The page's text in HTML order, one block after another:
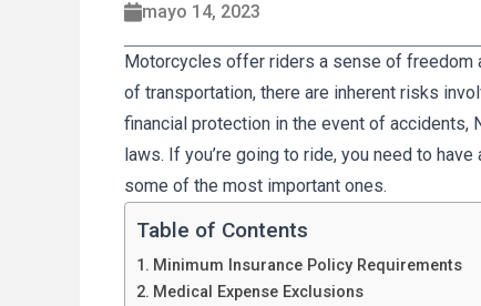
mayo 14, 2023
Motorcycles offer riders a sense of freedom
of transportation, there are inherent risks
financial protection in the event of accidents,
laws. If you’re going to ride, you need to
some of the most important ones.
Table of Contents
Minimum Insurance Policy Requirements
Medical Expense Exclusions